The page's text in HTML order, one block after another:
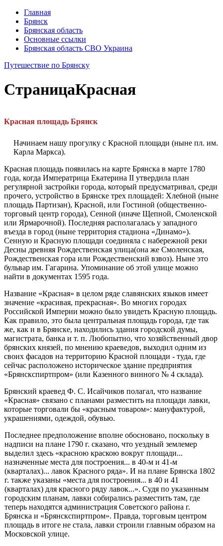
Главная
Брянск
Брянская область
Основные ссылки
Брянская область СВО Украина
Путешествие по Брянску
СтраницаКрасная
Красная площадь Брянск
Начинаем нашу прогулку с Красной площади (ныне пл. им.
Карла Маркса).
Красная площадь появилась на карте Брянска в марте 1780
года, когда Императрица Екатерина II утвердила план
регулярной застройки горо­да, который предусматривал, среди
прочего, устройство в Брянске трех площадей: Хлебной (ныне
площадь Партизан), Красной, или Гостиной (общественно-
торговый центр города), Сенной (иначе Щепной, Смолен­ской
или Ярмарочной). Последняя располагалась у западного
въезда в го­род (ныне территория стадиона «Динамо»).
Сенную и Красную площади соединяла с набережной реки
Десны древняя Рождественская улица(она же Смоленская,
Рождественская гора или Рождественский взвоз). Ныне это
бульвар им. Гагарина. Упоминание об этой улице можно
найти в докумен­тах 1595 года.
Название «Красная» в целом ряде славянских языков имеет
значение «красивая, прекрасная». Во многих городах
Российской Империи можно было увидеть Красную площадь.
Как правило, это была центральная пло­щадь города, где так
же, как и в Брянске, находились здания городской думы,
магистрата, банка и т. п. Любопытно, что хозяйственный двор
брянских князей, по мнению краеведов, выходил одним из
своих фаса­дов на территорию Красной площади - туда, где
сейчас расположено историческое здание предприятия
«Брянскспиртпром» (или Казенного винного № 4 склада).
Брянский краевед Ф. С. Исайчиков полагал, что название
«Красная» свя­зано с планами разместить на площади лавки,
которые торговали бы «крас­ным товаром»: мануфактурой,
украшениями, одеждой, обувью.
Последнее предположение вполне обосновано, поскольку в
надписи на плане 1790 г. сказано, что уездный землемер
выделил здесь «красною краскою вокруг площади...
назначенные места для построения... в 40-м и 41-м
(кварталах)... лавок Красного ряда». И на плане Брянска 1802
г. так­же указаны «места для построения... в 40 и 41
(кварталах) для красного ряду лавок...». Судя по указанным
городским планам, лавки собирались разместить там, где
теперь находятся администрация Советского района г.
Брянска и «Брянскспиртпром». Правда, торговым центром
площадь в итоге не стала, лавки строили главным образом на
Московской улице.